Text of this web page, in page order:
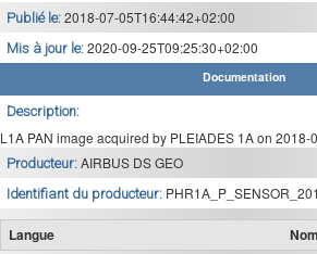
Publié le: 2018-07-05T16:44:42+02:00
Mis à jour le: 2020-09-25T09:25:30+02:00
Documentation
Description:
L1A PAN image acquired by PLEIADES 1A on 2018-
Producteur: AIRBUS DS GEO
Identifiant du producteur:
Langue Nom